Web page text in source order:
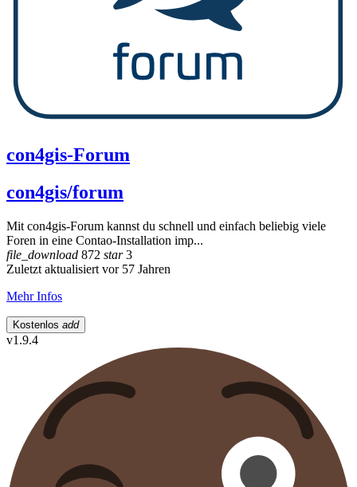
con4gis-Forum
con4gis/forum
Mit con4gis-Forum kannst du schnell und einfach beliebig viele
Foren in eine Contao-Installation imp...
file_download 872 star3
Zuletzt aktualisiert vor 57 Jahren
Mehr Infos
Kostenlos add
v1.9.4